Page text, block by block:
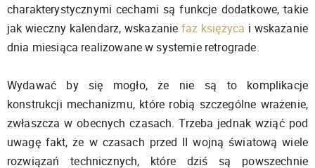
charakterystycznymi cechami są funkcje dodatkowe, takie
jak wieczny kalendarz, wskazanie faz księżyca i wskazanie
dnia miesiąca realizowane w systemie retrograde.
Wydawać by się mogło, że nie są to komplikacje
konstrukcji mechanizmu, które robią szczególne wrażenie,
zwłaszcza w obecnych czasach. Trzeba jednak wziąć pod
uwagę fakt, że w czasach przed II wojną światową wiele
rozwiązań technicznych, które dziś są powszechnie